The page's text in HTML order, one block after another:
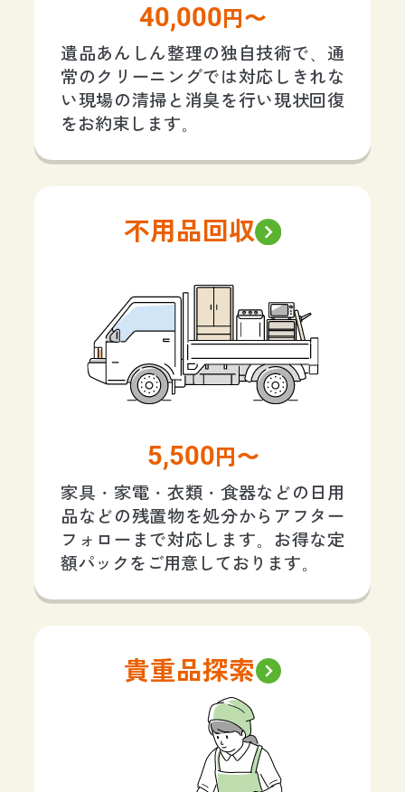
40,000 円〜
遺品あんしん整理の独自技術で、通
常のクリーニングでは対応しきれな
い現場の清掃と消臭を行い現状回復
をお約束します。
不用品回収
5,500 円〜
家具・家電・衣類・食器などの日用
品などの残置物を処分からアフター
フォローまで対応します。お得な定
額パックをご用意しております。
貴重品探索